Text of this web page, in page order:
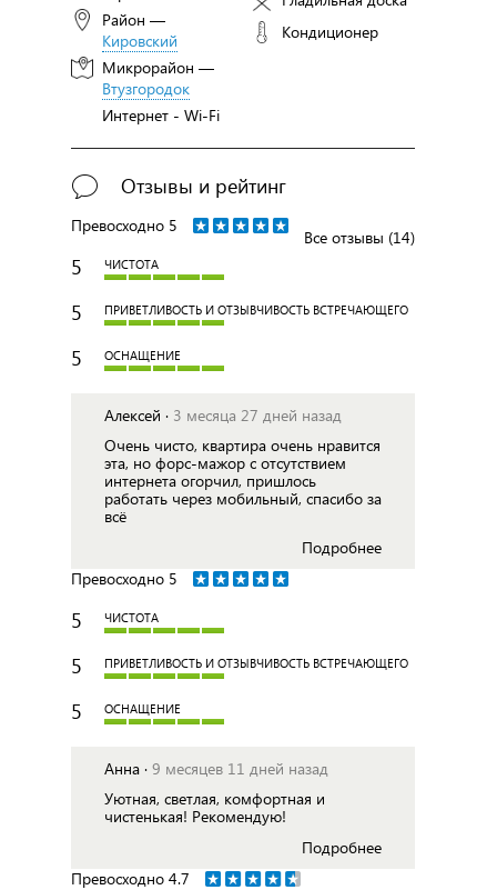
Район —
Кировский
Микрорайон —
Втузгородок
Интернет - Wi-Fi
Кондиционер
Отзывы и рейтинг
Все отзывы (14)
Превосходно 5
5 ЧИСТОТА
5 ПРИВЕТЛИВОСТЬ И ОТЗЫВЧИВОСТЬ ВСТРЕЧАЮЩЕГО
5 ОСНАЩЕНИЕ
Алексей · 3 месяца 27 дней назад
Очень чисто, квартира очень нравится
эта, но форс-мажор с отсутствием
интернета огорчил, пришлось
работать через мобильный, спасибо за
всё
Подробнее
Превосходно 5
5 ЧИСТОТА
5 ПРИВЕТЛИВОСТЬ И ОТЗЫВЧИВОСТЬ ВСТРЕЧАЮЩЕГО
5 ОСНАЩЕНИЕ
Анна · 9 месяцев 11 дней назад
Уютная, светлая, комфортная и
чистенькая! Рекомендую!
Подробнее
Превосходно 4.7